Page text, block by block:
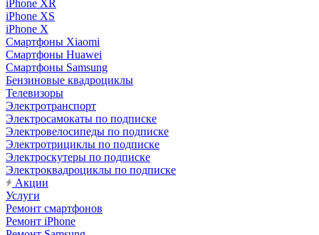
iPhone XR
iPhone XS
iPhone X
Смартфоны Xiaomi
Смартфоны Huawei
Смартфоны Samsung
Бензиновые квадроциклы
Телевизоры
Электротранспорт
Электросамокаты по подписке
Электровелосипеды по подписке
Электротрициклы по подписке
Электроскутеры по подписке
Электроквадроциклы по подписке
Акции
Услуги
Ремонт смартфонов
Ремонт iPhone